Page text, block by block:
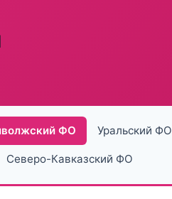
ФО Уральский ФО
Северо-Кавказский ФО